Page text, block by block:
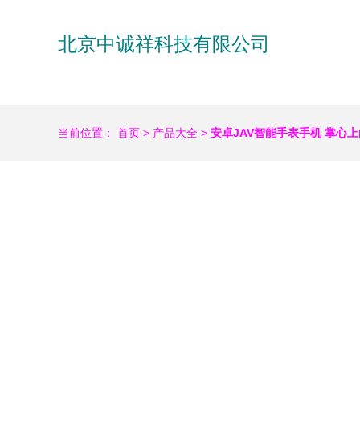
北京中诚祥科技有限公司
当前位置： 首页 > 产品大全 > 安卓JAV智能手表手机 掌心